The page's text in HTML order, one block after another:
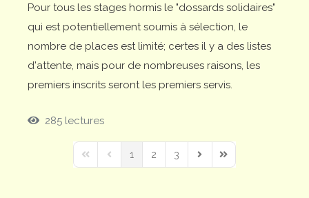
Pour tous les stages hormis le "dossards solidaires"
qui est potentiellement soumis à sélection, le
nombre de places est limité; certes il y a des listes
d'attente, mais pour de nombreuses raisons, les
premiers inscrits seront les premiers servis.
285 lectures
First PagePrevious Page
1 2 3
Next PageLast Page